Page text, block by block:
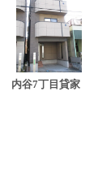
内谷7丁目貸家